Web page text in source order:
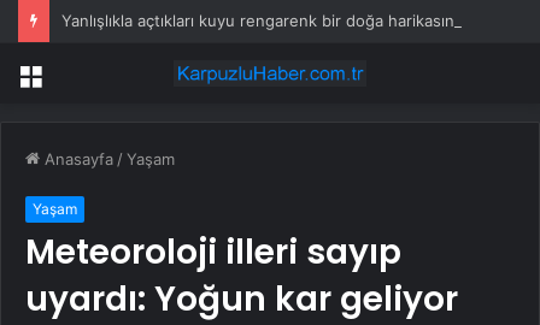
Menü
Anasayfa /Yaşam
Yaşam
Meteoroloji illeri sayıp
uyardı: Yoğun kar geliyor